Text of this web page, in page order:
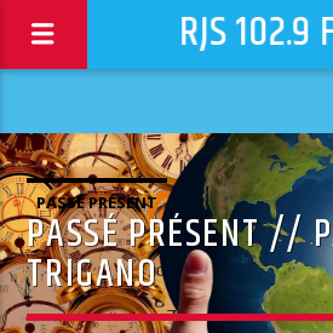
RJS 102.9
PASSÉ PRÉSENT
PASSÉ PRÉSENT //
TRIGANO